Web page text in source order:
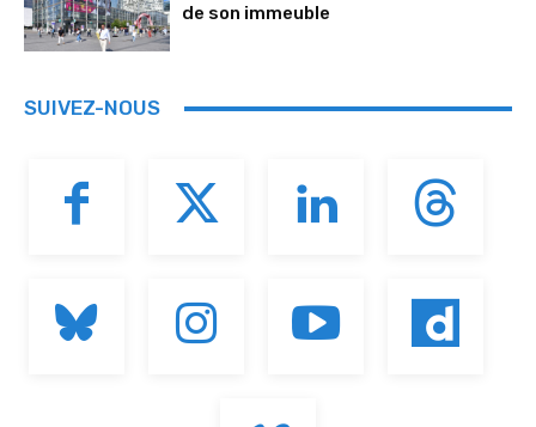
de son immeuble
SUIVEZ-NOUS